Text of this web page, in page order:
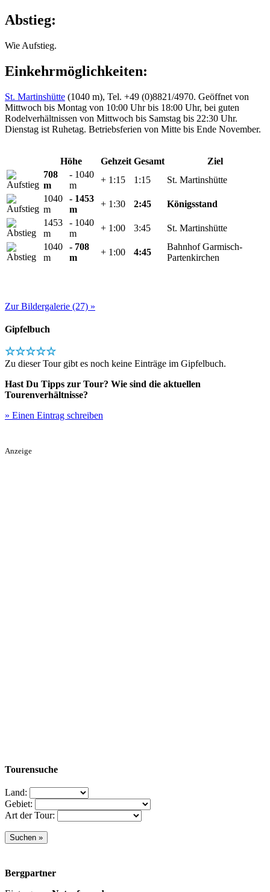
Abstieg:
Wie Aufstieg.
Einkehrmöglichkeiten:
St. Martinshütte (1040 m), Tel. +49 (0)8821/4970. Geöffnet von
Mittwoch bis Montag von 10:00 Uhr bis 18:00 Uhr, bei guten
Rodelverhältnissen von Mittwoch bis Samstag bis 22:30 Uhr.
Dienstag ist Ruhetag. Betriebsferien von Mitte bis Ende November.
Höhe Gehzeit Gesamt
Ziel
708
m
- 1040
m
+ 1:15 1:15
St. Martinshütte
1040
m
- 1453
m
+ 1:30 2:45
Königsstand
1453
m
- 1040
m
+ 1:00 3:45
St. Martinshütte
1040
m
- 708
m
+ 1:00 4:45
Bahnhof Garmisch-
Partenkirchen
Zur Bildergalerie (27) »
Gipfelbuch
☆☆☆☆☆
Zu dieser Tour gibt es noch keine Einträge im Gipfelbuch.
Hast Du Tipps zur Tour? Wie sind die aktuellen
Tourenverhältnisse?
» Einen Eintrag schreiben
Anzeige
Tourensuche
Land:
Gebiet:
Art der Tour:
Bergpartner